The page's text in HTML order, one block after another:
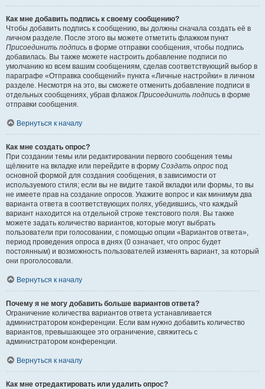
Как мне добавить подпись к своему сообщению?
Чтобы добавить подпись к сообщению, вы должны сначала создать её в
личном разделе. После этого вы можете отметить флажком пункт
Присоединить подпись в форме отправки сообщения, чтобы подпись
добавилась. Вы также можете настроить добавление подписи по
умолчанию ко всем вашим сообщениям, сделав соответствующий выбор в
параграфе «Отправка сообщений» пункта «Личные настройки» в личном
разделе. Несмотря на это, вы сможете отменить добавление подписи в
отдельных сообщениях, убрав флажок Присоединить подпись в форме
отправки сообщения.
Вернуться к началу
Как мне создать опрос?
При создании темы или редактировании первого сообщения темы
щёлкните на вкладке или перейдите в форму Создать опрос под
основной формой для создания сообщения, в зависимости от
используемого стиля; если вы не видите такой вкладки или формы, то вы
не имеете прав на создание опросов. Укажите вопрос и как минимум два
варианта ответа в соответствующих полях, убедившись, что каждый
вариант находится на отдельной строке текстового поля. Вы также
можете задать количество вариантов, которые могут выбрать
пользователи при голосовании, с помощью опции «Вариантов ответа»,
период проведения опроса в днях (0 означает, что опрос будет
постоянным) и возможность пользователей изменять вариант, за который
они проголосовали.
Вернуться к началу
Почему я не могу добавить больше вариантов ответа?
Ограничение количества вариантов ответа устанавливается
администратором конференции. Если вам нужно добавить количество
вариантов, превышающее это ограничение, свяжитесь с
администратором конференции.
Вернуться к началу
Как мне отредактировать или удалить опрос?